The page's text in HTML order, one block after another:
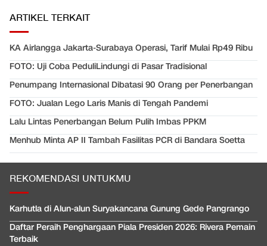
ARTIKEL TERKAIT
KA Airlangga Jakarta-Surabaya Operasi, Tarif Mulai Rp49 Ribu
FOTO: Uji Coba PeduliLindungi di Pasar Tradisional
Penumpang Internasional Dibatasi 90 Orang per Penerbangan
FOTO: Jualan Lego Laris Manis di Tengah Pandemi
Lalu Lintas Penerbangan Belum Pulih Imbas PPKM
Menhub Minta AP II Tambah Fasilitas PCR di Bandara Soetta
REKOMENDASI UNTUKMU
Karhutla di Alun-alun Suryakancana Gunung Gede Pangrango
Daftar Peraih Penghargaan Piala Presiden 2026: Rivera Pemain
Terbaik